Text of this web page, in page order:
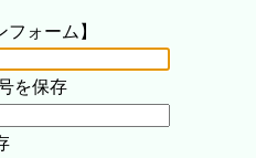
フォーム】
を保存